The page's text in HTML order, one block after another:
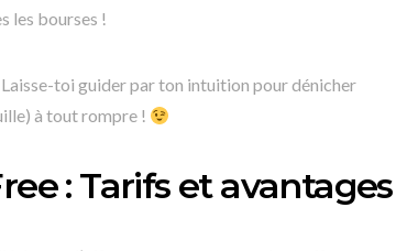
les bourses !
toi guider par ton intuition pour dénicher
à tout rompre !
: Tarifs et avantages